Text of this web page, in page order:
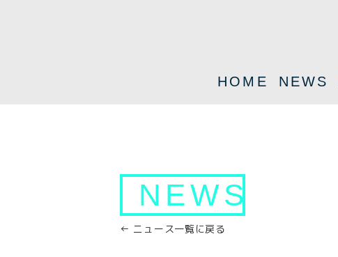
HOME NEWS
NEWS
← ニュース一覧に戻る